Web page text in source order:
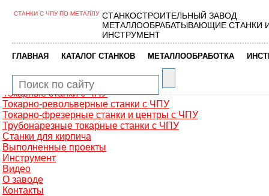
Главная
Фрезерные обрабатывающие центры
Сверлильно-фрезерные станки
Промышленные роботы манипуляторы
Токарные автоматы с ЧПУ
Токарные станки с ЧПУ
Токарно-револьверные станки с ЧПУ
Токарно-фрезерные станки и центры с ЧПУ
Трубонарезные токарные станки с ЧПУ
Станки для кирпича
Выполненные проекты
Инструмент
Видео
О заводе
Контакты
СТАНКИ С ЧПУ ПО МЕТАЛЛУ СТАНКОСТРОИТЕЛЬНЫЙ ЗАВОД
МЕТАЛЛООБРАБАТЫВАЮЩИЕ СТАНКИ
ИНСТРУМЕНТ
ГЛАВНАЯ КАТАЛОГ СТАНКОВ МЕТАЛЛООБРАБОТКА